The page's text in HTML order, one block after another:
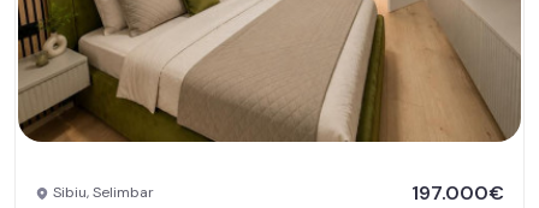
Sibiu, Selimbar
197.000€